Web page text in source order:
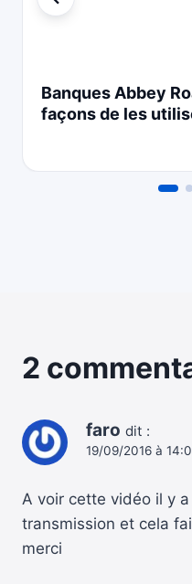
Banques Abbey
façons de les
2
faro dit :
19/09/2016 à
A voir cette vidéo il y
transmission et cela
merci